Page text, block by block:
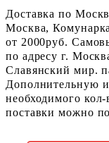
Доставка по
Москва,
от 2000руб.
по адресу г.
Славянский мир.
Дополнительную
необходимого
поставки можно